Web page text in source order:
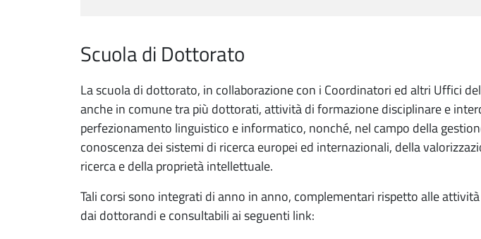
Scuola di Dottorato
La scuola di dottorato, in collaborazione con i Coordinatori ed altri Uffici
anche in comune tra più dottorati, attività di formazione disciplinare e
perfezionamento linguistico e informatico, nonché, nel campo della
conoscenza dei sistemi di ricerca europei ed internazionali, della
ricerca e della proprietà intellettuale.
Tali corsi sono integrati di anno in anno, complementari rispetto alle
dai dottorandi e consultabili ai seguenti link: